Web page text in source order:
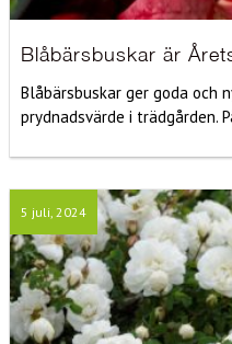
Blåbärsbuskar är
Blåbärsbuskar ger goda och
prydnadsvärde i trädgården.
5 juli, 2024